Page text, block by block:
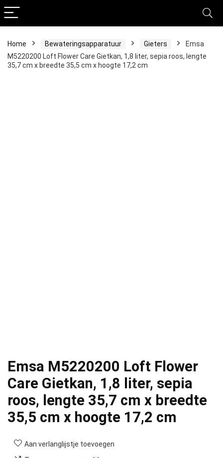
Home Bewateringsapparatuur Gieters
Emsa
M5220200 Loft Flower Care Gietkan, 1,8 liter, sepia roos, lengte
35,7 cm x breedte 35,5 cm x hoogte 17,2 cm
Emsa M5220200 Loft Flower
Care Gietkan, 1,8 liter, sepia
roos, lengte 35,7 cm x breedte
35,5 cm x hoogte 17,2 cm
Aan verlanglijstje toevoegen